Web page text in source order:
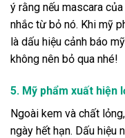
ý rằng nếu mascara
nhắc từ bỏ nó. Khi mỹ
là dấu hiệu cảnh báo
không nên bỏ qua nhé!
5. Mỹ phẩm xuất hiện
Ngoài kem và chất
ngày hết hạn. Dấu hiệu